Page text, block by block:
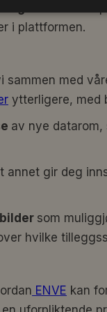
har blitt
i plattformen.
sammen med
ytterligere, med
av nye datarom,
annet gir deg
som
hvilke
ENVE kan